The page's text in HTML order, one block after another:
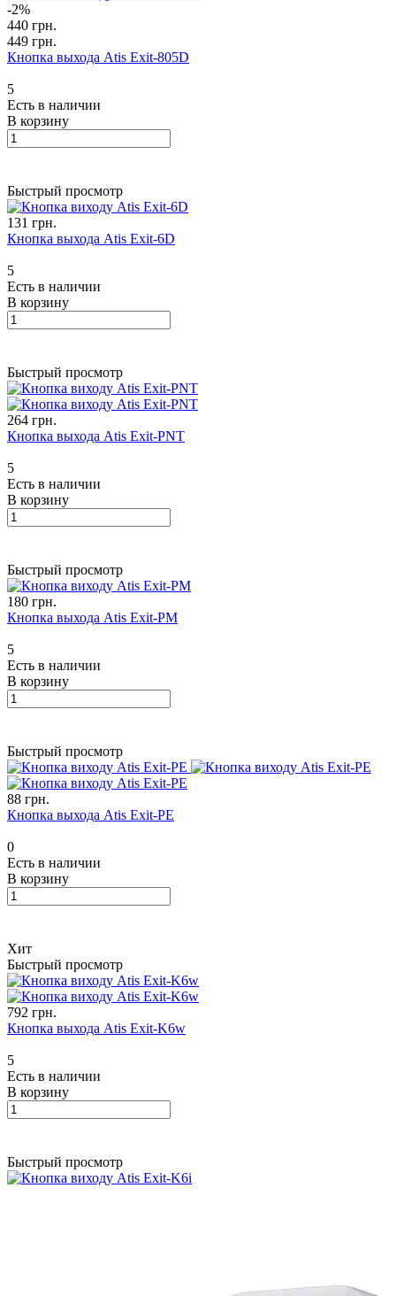
-2%
440 грн.
449 грн.
Кнопка выхода Atis Exit-805D
5
Есть в наличии
В корзину
Быстрый просмотр
131 грн.
Кнопка выхода Atis Exit-6D
5
Есть в наличии
В корзину
Быстрый просмотр
264 грн.
Кнопка выхода Atis Exit-PNT
5
Есть в наличии
В корзину
Быстрый просмотр
180 грн.
Кнопка выхода Atis Exit-PM
5
Есть в наличии
В корзину
Быстрый просмотр
88 грн.
Кнопка выхода Atis Exit-PE
0
Есть в наличии
В корзину
Хит
Быстрый просмотр
792 грн.
Кнопка выхода Atis Exit-K6w
5
Есть в наличии
В корзину
Быстрый просмотр